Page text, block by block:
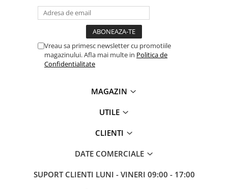
Vreau sa primesc newsletter cu promotiile
magazinului. Afla mai multe in Politica de
Confidentialitate
MAGAZIN
UTILE
CLIENTI
DATE COMERCIALE
SUPORT CLIENTI LUNI - VINERI 09:00 - 17:00